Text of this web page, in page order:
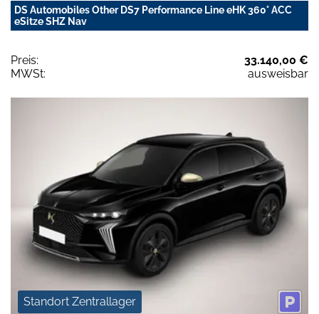
DS Automobiles Other DS7 Performance Line eHK 360° ACC
eSitze SHZ Nav
Preis:
33.140,00 €
MWSt:
ausweisbar
Standort Zentrallager